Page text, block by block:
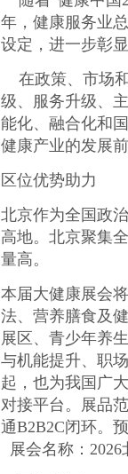
年，健康服务业
设定，进一步彰
在政策、市场
级、服务升级、
能化、融合化和
健康产业的发展
区位优势助力
北京作为全国政
高地。北京聚集
量高。
本届大健康展会
法、营养膳食及
展区、青少年养
与机能提升、职
起，也为我国广
对接平台。展品
通B2B2C闭环。
展会名称：